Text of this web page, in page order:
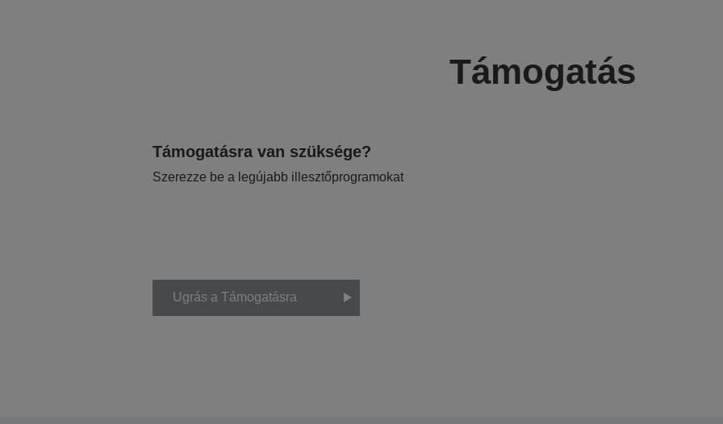
Támogatás
Támogatásra van szüksége?
Szerezze be a legújabb illesztőprogramokat
Ugrás a Támogatásra